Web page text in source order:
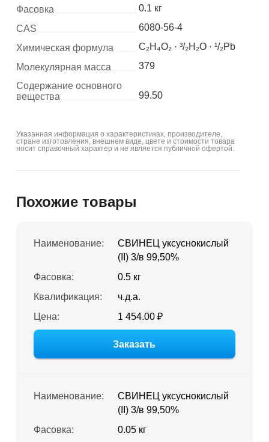
Фасовка
0.1 кг
CAS
6080-56-4
Химическая формула
C₂H₄O₂ · ³/₂H₂O · ¹/₂Pb
Молекулярная масса
379
Содержание основного
вещества
99.50
Указанная информация о характеристиках, производителе,
стране изготовления, внешнем виде, цвете и стоимости товара
носит справочный характер и не является публичной офертой.
Похожие товары
Наименование:
СВИНЕЦ уксуснокислый
(II) 3/в 99,50%
Фасовка:
0.5 кг
Квалификация:
ч.д.а.
Цена:
1 454.00 ₽
Заказать
Наименование:
СВИНЕЦ уксуснокислый
(II) 3/в 99,50%
Фасовка:
0.05 кг